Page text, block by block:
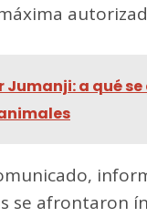
Jumanji: a qué
se afrontaron